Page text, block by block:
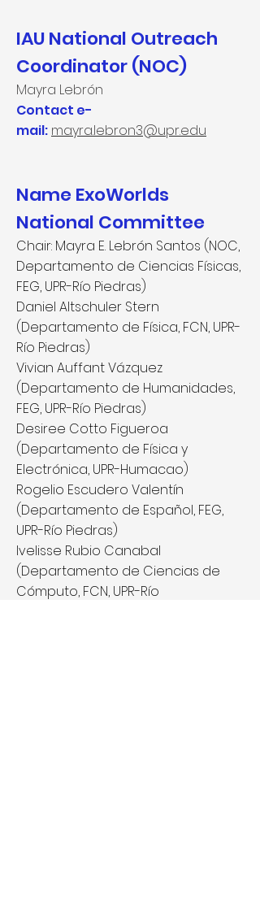
IAU National Outreach
Coordinator (NOC)
Mayra Lebrón
Contact e-
mail: mayra.lebron3@upr.edu
Name ExoWorlds
National Committee
Chair: Mayra E. Lebrón Santos (NOC,
Departamento de Ciencias Físicas,
FEG, UPR-Río Piedras)
Daniel Altschuler Stern
(Departamento de Física, FCN, UPR-
Río Piedras)
Vivian Auffant Vázquez
(Departamento de Humanidades,
FEG, UPR-Río Piedras)
Desiree Cotto Figueroa
(Departamento de Física y
Electrónica, UPR-Humacao)
Rogelio Escudero Valentín
(Departamento de Español, FEG,
UPR-Río Piedras)
Ivelisse Rubio Canabal
(Departamento de Ciencias de
Cómputo, FCN, UPR-Río